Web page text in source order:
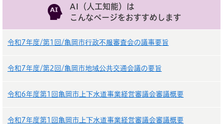
AI（人工知能）は
こんなページをおすすめします
令和7年度/第1回/亀岡市行政不服審査会の議事要旨
令和7年度/第2回/亀岡市地域公共交通会議の要旨
令和6年度第1回亀岡市上下水道事業経営審議会審議概要
令和7年度第1回亀岡市上下水道事業経営審議会審議概要